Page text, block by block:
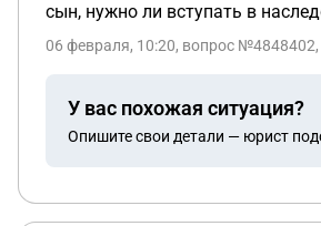
сын, нужно ли вступать в
06 февраля, 10:20, вопрос
У вас похожая ситуация?
Опишите свои детали — юрист